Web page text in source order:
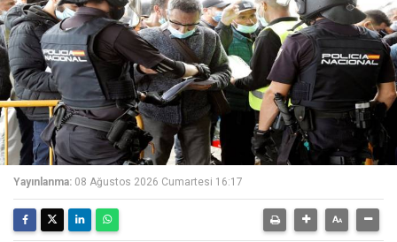
Yayınlanma: 08 Ağustos 2026 Cumartesi 16:17